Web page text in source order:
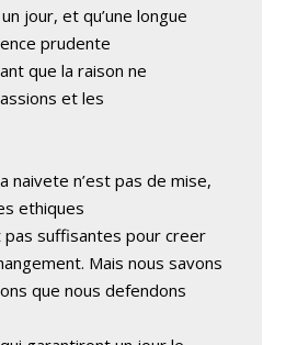
jour, et qu’une longue
prudente
que la raison ne
et les
naivete n’est pas de mise,
ethiques
suffisantes pour creer
Mais nous savons
que nous defendons